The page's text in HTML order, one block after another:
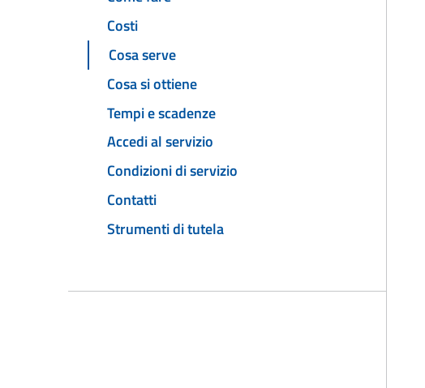
Costi
Cosa serve
Cosa si ottiene
Tempi e scadenze
Accedi al servizio
Condizioni di servizio
Contatti
Strumenti di tutela